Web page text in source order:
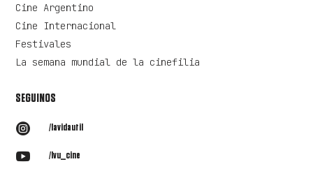
Cine Argentino
Cine Internacional
Festivales
La semana mundial de la cinefilia
SEGUINOS
 /lavidautil
 /lvu_cine